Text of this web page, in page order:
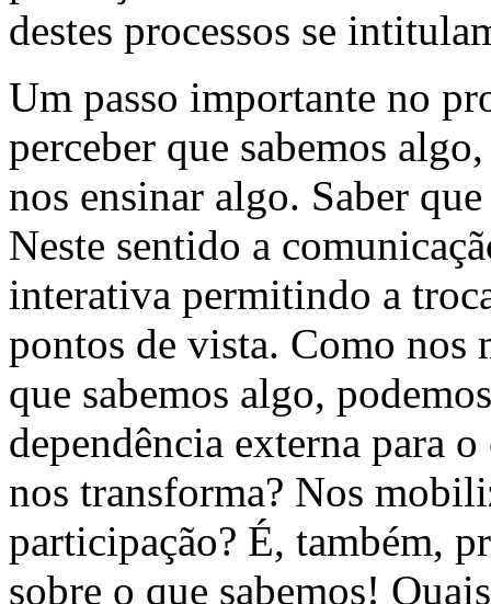
destes processos se
Um passo importante no
perceber que sabemos
nos ensinar algo. Saber
Neste sentido a
interativa permitindo a
pontos de vista. Como nos
que sabemos algo,
dependência externa para
nos transforma? Nos
participação? É, também,
sobre o que sabemos!